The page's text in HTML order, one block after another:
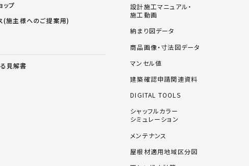
ップ
(施主様へのご提案用)
見解書
設計施工マニュアル・
施工動画
納まり図データ
商品画像・寸法図データ
マンセル値
建築確認申請関連資料
DIGITAL TOOLS
シャッフルカラー
シミュレーション
メンテナンス
屋根材適用地域区分図